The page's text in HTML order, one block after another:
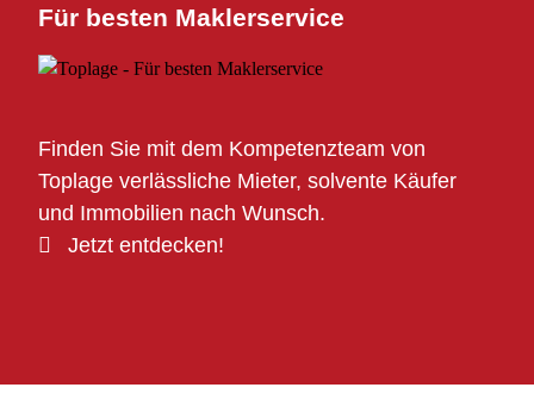
Für besten Maklerservice
Finden Sie mit dem Kompetenzteam von
Toplage verlässliche Mieter, solvente Käufer
und Immobilien nach Wunsch.
Jetzt entdecken!